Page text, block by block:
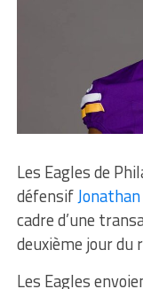
Les Eagles de
défensif
cadre d’une
deuxième jour du
Les Eagles